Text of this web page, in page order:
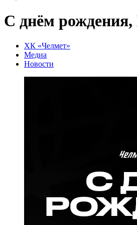
С днём
ХК «Челмет»
Медиа
Новости